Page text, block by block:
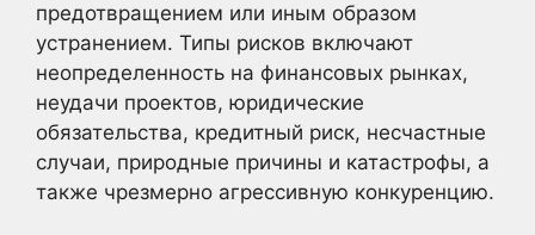
предотвращением или иным образом
устранением. Типы рисков включают
неопределенность на финансовых рынках,
неудачи проектов, юридические
обязательства, кредитный риск, несчастные
случаи, природные причины и катастрофы, а
также чрезмерно агрессивную конкуренцию.